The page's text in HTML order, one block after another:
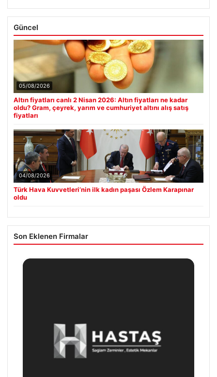
Güncel
05/08/2026
Altın fiyatları canlı 2 Nisan 2026: Altın fiyatları ne kadar
oldu? Gram, çeyrek, yarım ve cumhuriyet altını alış satış
fiyatları
04/08/2026
Türk Hava Kuvvetleri’nin ilk kadın paşası Özlem Karapınar
oldu
Son Eklenen Firmalar